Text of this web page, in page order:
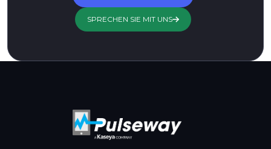
SPRECHEN SIE MIT UNS